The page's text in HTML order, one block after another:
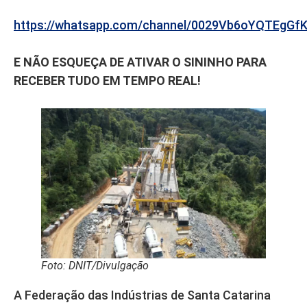
https://whatsapp.com/channel/
E NÃO ESQUEÇA DE ATIVAR O SININHO PARA
RECEBER TUDO EM TEMPO REAL!
Foto: DNIT/Divulgação
A Federação das Indústrias de Santa Catarina